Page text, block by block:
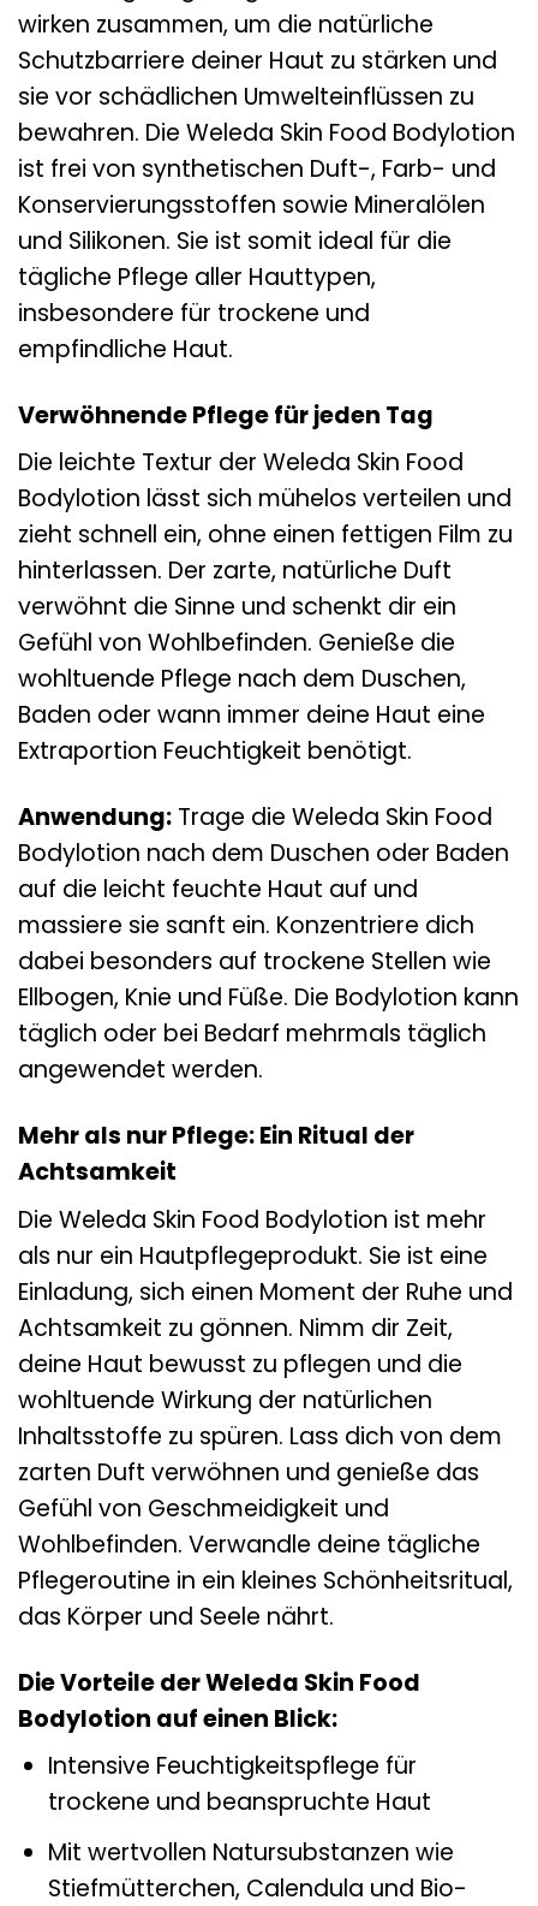
wirken zusammen, um die natürliche
Schutzbarriere deiner Haut zu stärken und
sie vor schädlichen Umwelteinflüssen zu
bewahren. Die Weleda Skin Food Bodylotion
ist frei von synthetischen Duft-, Farb- und
Konservierungsstoffen sowie Mineralölen
und Silikonen. Sie ist somit ideal für die
tägliche Pflege aller Hauttypen,
insbesondere für trockene und
empfindliche Haut.
Verwöhnende Pflege für jeden Tag
Die leichte Textur der Weleda Skin Food
Bodylotion lässt sich mühelos verteilen und
zieht schnell ein, ohne einen fettigen Film zu
hinterlassen. Der zarte, natürliche Duft
verwöhnt die Sinne und schenkt dir ein
Gefühl von Wohlbefinden. Genieße die
wohltuende Pflege nach dem Duschen,
Baden oder wann immer deine Haut eine
Extraportion Feuchtigkeit benötigt.
Anwendung: Trage die Weleda Skin Food
Bodylotion nach dem Duschen oder Baden
auf die leicht feuchte Haut auf und
massiere sie sanft ein. Konzentriere dich
dabei besonders auf trockene Stellen wie
Ellbogen, Knie und Füße. Die Bodylotion kann
täglich oder bei Bedarf mehrmals täglich
angewendet werden.
Mehr als nur Pflege: Ein Ritual der
Achtsamkeit
Die Weleda Skin Food Bodylotion ist mehr
als nur ein Hautpflegeprodukt. Sie ist eine
Einladung, sich einen Moment der Ruhe und
Achtsamkeit zu gönnen. Nimm dir Zeit,
deine Haut bewusst zu pflegen und die
wohltuende Wirkung der natürlichen
Inhaltsstoffe zu spüren. Lass dich von dem
zarten Duft verwöhnen und genieße das
Gefühl von Geschmeidigkeit und
Wohlbefinden. Verwandle deine tägliche
Pflegeroutine in ein kleines Schönheitsritual,
das Körper und Seele nährt.
Die Vorteile der Weleda Skin Food
Bodylotion auf einen Blick:
Intensive Feuchtigkeitspflege für
trockene und beanspruchte Haut
Mit wertvollen Natursubstanzen wie
Stiefmütterchen, Calendula und Bio-